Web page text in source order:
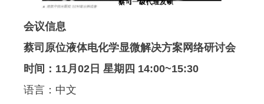
会议信息
蔡司原位液体电化学显微解决方案网络研讨会
时间：11月02日 星期四 14:00~15:30
语言：中文